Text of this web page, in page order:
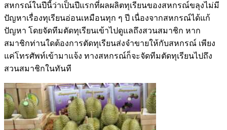
สหกรณ์ในปีนี้ว่าเป็นปีแรกที่ผลผลิตทุเรียนของสหกรณ์ขลุงไม่มี
ปัญหาเรื่องทุเรียนอ่อนเหมือนทุก ๆ ปี เนื่องจากสหกรณ์ได้แก้
ปัญหา โดยจัดทีมตัดทุเรียนเข้าไปดูแลถึงสวนสมาชิก หาก
สมาชิกท่านใดต้องการตัดทุเรียนส่งจำขายให้กับสหกรณ์ เพียง
แค่โทรศัพท์เข้ามาแจ้ง ทางสหกรณ์ก็จะจัดทีมตัดทุเรียนไปถึง
สวนสมาชิกในทันที